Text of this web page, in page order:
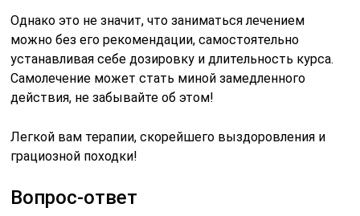
Однако это не значит, что заниматься лечением
можно без его рекомендации, самостоятельно
устанавливая себе дозировку и длительность курса.
Самолечение может стать миной замедленного
действия, не забывайте об этом!
Легкой вам терапии, скорейшего выздоровления и
грациозной походки!
Вопрос-ответ